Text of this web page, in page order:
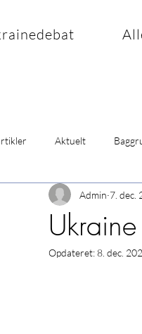
Aktuelt
Admin 7. dec.
Opdateret:8. dec.